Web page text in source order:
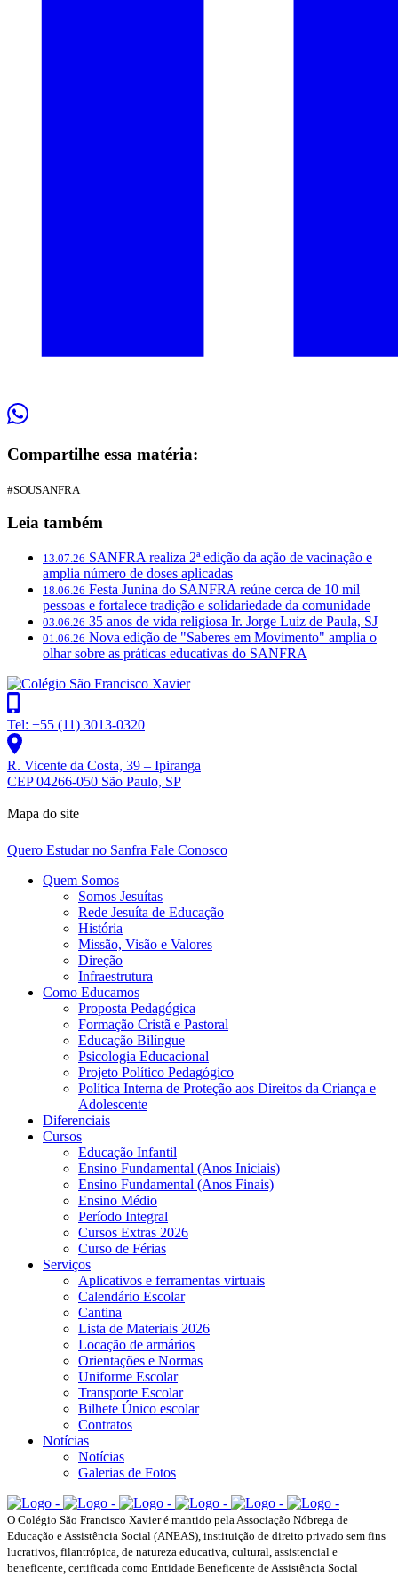
Compartilhe essa matéria:
#SOUSANFRA
Leia também
13.07.26 SANFRA realiza 2ª edição da ação de vacinação e
amplia número de doses aplicadas
18.06.26 Festa Junina do SANFRA reúne cerca de 10 mil
pessoas e fortalece tradição e solidariedade da comunidade
03.06.26 35 anos de vida religiosa Ir. Jorge Luiz de Paula, SJ
01.06.26 Nova edição de "Saberes em Movimento" amplia o
olhar sobre as práticas educativas do SANFRA
Tel: +55 (11) 3013-0320
R. Vicente da Costa, 39 – Ipiranga
CEP 04266-050 São Paulo, SP
Mapa do site
Quero Estudar no Sanfra Fale Conosco
Quem Somos
Somos Jesuítas
Rede Jesuíta de Educação
História
Missão, Visão e Valores
Direção
Infraestrutura
Como Educamos
Proposta Pedagógica
Formação Cristã e Pastoral
Educação Bilíngue
Psicologia Educacional
Projeto Político Pedagógico
Política Interna de Proteção aos Direitos da Criança e
Adolescente
Diferenciais
Cursos
Educação Infantil
Ensino Fundamental (Anos Iniciais)
Ensino Fundamental (Anos Finais)
Ensino Médio
Período Integral
Cursos Extras 2026
Curso de Férias
Serviços
Aplicativos e ferramentas virtuais
Calendário Escolar
Cantina
Lista de Materiais 2026
Locação de armários
Orientações e Normas
Uniforme Escolar
Transporte Escolar
Bilhete Único escolar
Contratos
Notícias
Notícias
Galerias de Fotos
O Colégio São Francisco Xavier é mantido pela Associação Nóbrega de
Educação e Assistência Social (ANEAS), instituição de direito privado sem fins
lucrativos, filantrópica, de natureza educativa, cultural, assistencial e
beneficente, certificada como Entidade Beneficente de Assistência Social